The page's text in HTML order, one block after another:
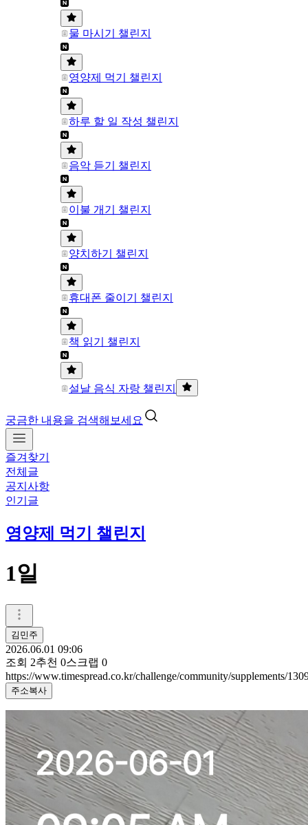
물 마시기 챌린지
영양제 먹기 챌린지
하루 할 일 작성 챌린지
음악 듣기 챌린지
이불 개기 챌린지
양치하기 챌린지
휴대폰 줄이기 챌린지
책 읽기 챌린지
설날 음식 자랑 챌린지
궁금한 내용을 검색해보세요
즐겨찾기
전체글
공지사항
인기글
영양제 먹기 챌린지
1일
김민주
2026.06.01 09:06
조회 2추천 0스크랩 0
https://www.timespread.co.kr/challenge/community/supplements/
주소복사